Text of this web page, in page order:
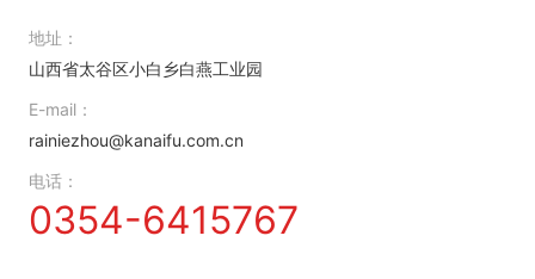
地址：
山西省太谷区小白乡白燕工业园
E-mail：
rainiezhou@kanaifu.com.cn
电话：
0354-6415767